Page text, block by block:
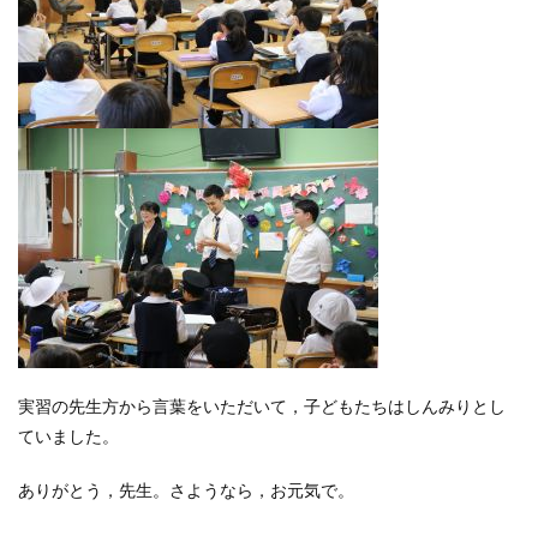
実習の先生方から言葉をいただいて，子どもたちはしんみりとし
ていました。
ありがとう，先生。さようなら，お元気で。